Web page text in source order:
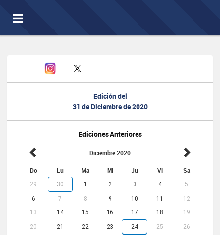
Toggle
navigation
Edición del
31 de Diciembre de 2020
Ediciones Anteriores
Diciembre 2020
Do Lu Ma Mi Ju Vi Sa
29 30 1 2 3 4 5
6 7 8 9 10 11
12
13
14 15 16 17 18 19
20 21 22 23 24 25 26